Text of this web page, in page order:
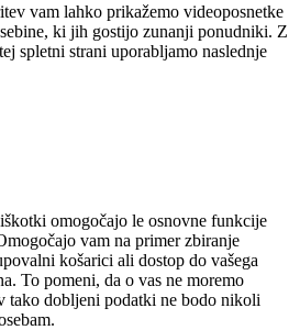
vam lahko prikažemo videoposnetke
ki jih gostijo zunanji ponudniki. Z
spletni strani uporabljamo naslednje
omogočajo le osnovne funkcije
vam na primer zbiranje
košarici ali dostop do vašega
To pomeni, da o vas ne moremo
tako dobljeni podatki ne bodo nikoli